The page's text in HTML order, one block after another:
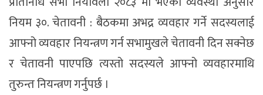
नियम ३०. चेतावनी : बैठकमा अभद्र व्यवहार गर्ने सदस्यलाई
आफ्नो व्यवहार नियन्त्रण गर्न सभामुखले चेतावनी दिन सक्नेछ
र चेतावनी पाएपछि त्यस्तो सदस्यले आफ्नो व्यवहारमाथि
तुरुन्त नियन्त्रण गर्नुपर्छ ।